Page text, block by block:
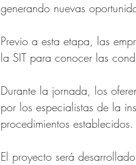
generando nuevas
Previo a esta etapa, las
la SIT para conocer las
Durante la jornada, los
por los especialistas de la
procedimientos establecidos.
El proyecto será